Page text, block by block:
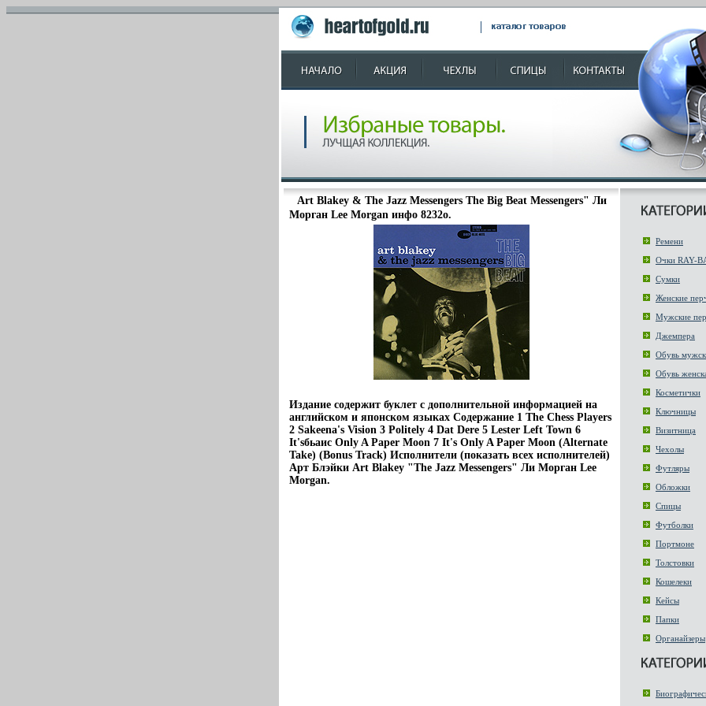
Art Blakey & The Jazz Messengers The Big Beat Messengers" Ли
Морган Lee Morgan инфо 8232o.
Издание содержит буклет с дополнительной информацией на
английском и японском языках Содержание 1 The Chess Players
2 Sakeena's Vision 3 Politely 4 Dat Dere 5 Lester Left Town 6
It'sбьаис Only A Paper Moon 7 It's Only A Paper Moon (Alternate
Take) (Bonus Track) Исполнители (показать всех исполнителей)
Арт Блэйки Art Blakey "The Jazz Messengers" Ли Морган Lee
Morgan.
Ремени
Очки RAY-
Сумки
Женские
Мужские
Джемпера
Обувь
Обувь
Косметички
Ключницы
Визитница
Чехолы
Футляры
Обложки
Спицы
Футболки
Портмоне
Толстовки
Кошелеки
Кейсы
Папки
Органайзеры